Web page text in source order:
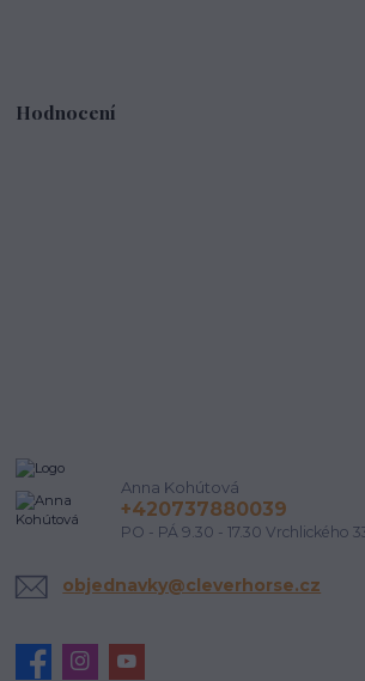
Hodnocení
Anna Kohútová
+420737880039
PO - PÁ 9.30 - 17.30 Vrchlického
objednavky@cleverhorse.cz
sleva 200 Kč radost?